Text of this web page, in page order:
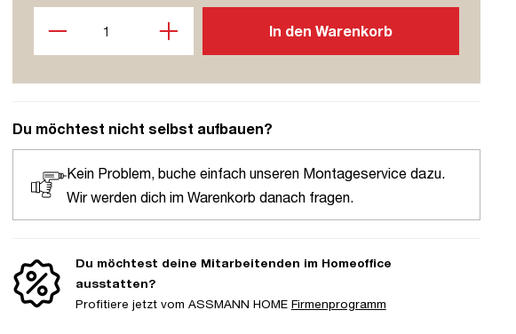
In den Warenkorb
Du möchtest nicht selbst aufbauen?
Kein Problem, buche einfach unseren Montageservice dazu.
Wir werden dich im Warenkorb danach fragen.
Du möchtest deine Mitarbeitenden im Homeoffice
ausstatten?
Profitiere jetzt vom ASSMANN HOME Firmenprogramm